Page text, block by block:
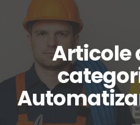
Articole